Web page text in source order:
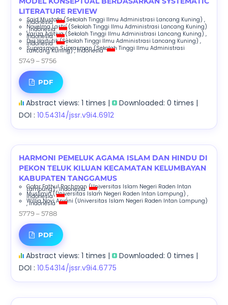
LITERATURE REVIEW
Said Mustafa(Sekolah Tinggi Ilmu Administrasi Lancang Kuning) ,
Indonesia ;
Novelma Lastri (Sekolah Tinggi Ilmu Administrasi Lancang Kuning)
, Indonesia ;
Variza Aditiya(Sekolah Tinggi Ilmu Administrasi Lancang Kuning) ,
Indonesia ;
Dwi Hartutik(Sekolah Tinggi Ilmu Administrasi Lancang Kuning) ,
Indonesia ;
Suprasman Suprasman(Sekolah Tinggi Ilmu Administrasi
Lancang Kuning) , Indonesia
5749 – 5756
PDF
Abstract views: 1 times |
Downloaded: 0 times |
DOI : 10.54314/jssr.v9i4.6912
HARMONI PEMELUK AGAMA ISLAM DAN HINDU DI
PEKON TELUK KILUAN KECAMATAN KELUMBAYAN
KABUPATEN TANGGAMUS
Gofar Fathul Rachman (Universitas Islam Negeri Raden Intan
Lampung) , Indonesia ;
Muslimin(Universitas Islam Negeri Raden Intan Lampung) ,
Indonesia ;
Willia Novi Aryani (Universitas Islam Negeri Raden Intan Lampung)
, Indonesia
5779 – 5788
PDF
Abstract views: 1 times |
Downloaded: 0 times |
DOI : 10.54314/jssr.v9i4.6775